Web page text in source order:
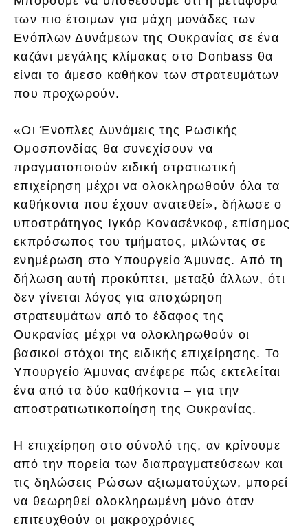
των πιο έτοιμων για μάχη μονάδες των
Ενόπλων Δυνάμεων της Ουκρανίας σε ένα
καζάνι μεγάλης κλίμακας στο Donbass θα
είναι το άμεσο καθήκον των στρατευμάτων
που προχωρούν.
«Οι Ένοπλες Δυνάμεις της Ρωσικής
Ομοσπονδίας θα συνεχίσουν να
πραγματοποιούν ειδική στρατιωτική
επιχείρηση μέχρι να ολοκληρωθούν όλα τα
καθήκοντα που έχουν ανατεθεί», δήλωσε ο
υποστράτηγος Ιγκόρ Κονασένκοφ, επίσημος
εκπρόσωπος του τμήματος, μιλώντας σε
ενημέρωση στο Υπουργείο Άμυνας. Από τη
δήλωση αυτή προκύπτει, μεταξύ άλλων, ότι
δεν γίνεται λόγος για αποχώρηση
στρατευμάτων από το έδαφος της
Ουκρανίας μέχρι να ολοκληρωθούν οι
βασικοί στόχοι της ειδικής επιχείρησης. Το
Υπουργείο Άμυνας ανέφερε πώς εκτελείται
ένα από τα δύο καθήκοντα – για την
αποστρατιωτικοποίηση της Ουκρανίας.
Η επιχείρηση στο σύνολό της, αν κρίνουμε
από την πορεία των διαπραγματεύσεων και
τις δηλώσεις Ρώσων αξιωματούχων, μπορεί
να θεωρηθεί ολοκληρωμένη μόνο όταν
επιτευχθούν οι μακροχρόνιες